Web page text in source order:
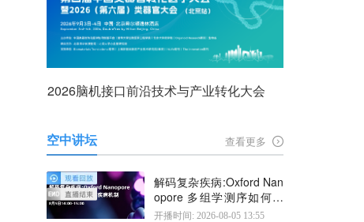
2026脑机接口前沿技术与产业转化大会
空中讲坛 查看更多
解码复杂疾病:Oxford Nan
opore 多组学测序如何揭
示疾病机制
开播时间: 2026-08-05 13:55